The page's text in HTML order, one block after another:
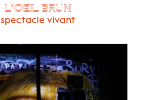
L’OEIL BRUN
spectacle vivant